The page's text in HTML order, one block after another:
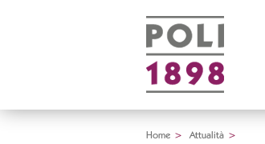
Home > Attualità >